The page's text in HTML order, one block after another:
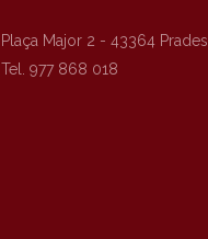
Plaça Major 2 - 43364 Prades
Tel. 977 868 018